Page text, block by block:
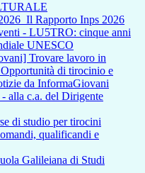
Rapporto Inps 2026
- LU5TRO: cinque anni
UNESCO
Trovare lavoro in
di tirocinio e
da InformaGiovani
alla c.a. del Dirigente
di studio per tirocini
qualificandi e
Galileiana di Studi